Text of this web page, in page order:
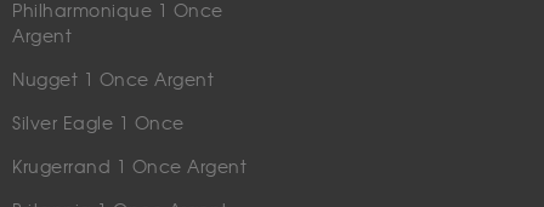
Philharmonique 1 Once
Argent
Nugget 1 Once Argent
Silver Eagle 1 Once
Krugerrand 1 Once Argent